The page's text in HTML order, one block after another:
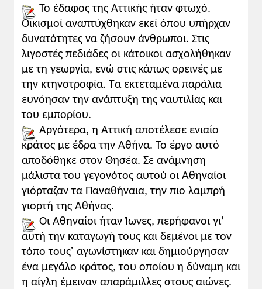
Η λέξηΆρειος -α -ο [ários]σημαίνει:
αυτός που ανήκει ή που αναφέρεται
στον θεό Άρη.
Η λέξηπάγοςσημαίνει: βραχώδες
βουνό.
Άρειος Πάγος: α) (ιστ.) ανώτατο
δικαστήριο της αρχαίας Αθήνας. β)
σήμερα με τη φράση Άρειος Πάγος
εννοούμε το ανώτατο ακυρωτικό
δικαστήριο που λειτουργεί σήμερα στην
Ελλάδα. Δες τονιστοχώροστα ιστορικά
στοιχεία.
Κατά τη διάρκεια της επανάστασης του
1821 δημιουργήθηκαν διάφορα κέντρα
εξουσίας. Ένα από αυτά ήταν και ο
Άρειος Πάγος. Δες στο σχολικό βιβλίο
ιστορίας τηςΓ' Γυμνασίου κιεδώ(©
Γεωργία Μουντράκη)
Το έδαφος της Αττικής ήταν φτωχό.
Οικισμοί αναπτύχθηκαν εκεί όπου υπήρχαν
δυνατότητες να ζήσουν άνθρωποι. Στις
λιγοστές πεδιάδες οι κάτοικοι ασχολήθηκαν
με τη γεωργία, ενώ στις κάπως ορεινές με
την κτηνοτροφία. Τα εκτεταμένα παράλια
ευνόησαν την ανάπτυξη της ναυτιλίας και
του εμπορίου.
Αργότερα, η Αττική αποτέλεσε ενιαίο
κράτος με έδρα την Αθήνα. Το έργο αυτό
αποδόθηκε στον Θησέα. Σε ανάμνηση
μάλιστα του γεγονότος αυτού οι Αθηναίοι
γιόρταζαν τα Παναθήναια, την πιο λαμπρή
γιορτή της Αθήνας.
Οι Αθηναίοι ήταν Ίωνες, περήφανοι γι’
αυτή την καταγωγή τους και δεμένοι με τον
τόπο τους˙ αγωνίστηκαν και δημιούργησαν
ένα μεγάλο κράτος, του οποίου η δύναμη και
η αίγλη έμειναν απαράμιλλες στους αιώνες.